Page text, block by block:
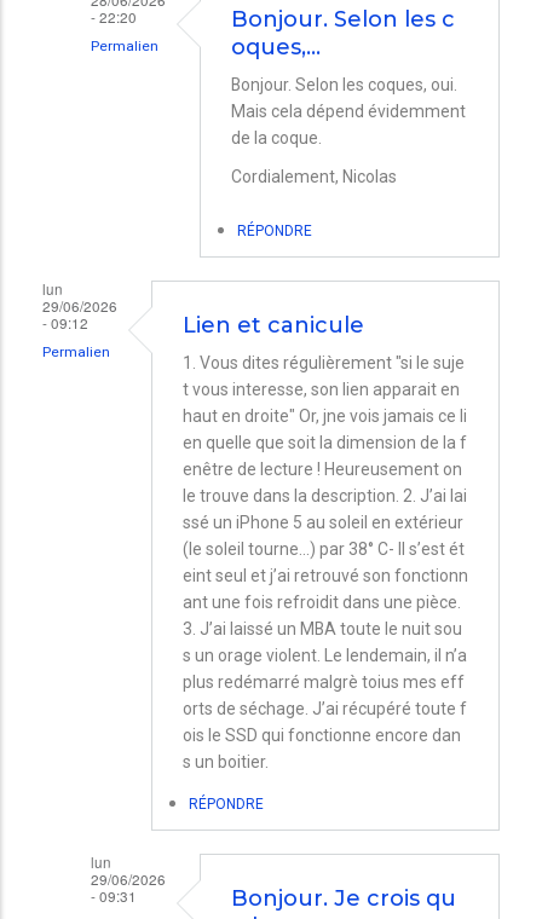
- 22:20
Permalien
coques.
par
Bonjour. Selon les c
oques,…
Bonjour. Selon les coques, oui.
Mais cela dépend évidemment
de la coque.
Cordialement, Nicolas
RÉPONDRE
lun
29/06/2026
- 09:12
Permalien
Lien et canicule
1. Vous dites régulièrement "si le suje
t vous interesse, son lien apparait en
haut en droite" Or, jne vois jamais ce li
en quelle que soit la dimension de la f
enêtre de lecture ! Heureusement on
le trouve dans la description. 2. J’ai lai
ssé un iPhone 5 au soleil en extérieur
(le soleil tourne...) par 38° C- Il s’est ét
eint seul et j’ai retrouvé son fonctionn
ant une fois refroidit dans une pièce.
3. J’ai laissé un MBA toute le nuit sou
s un orage violent. Le lendemain, il n’a
plus redémarré malgrè toius mes eff
orts de séchage. J’ai récupéré toute f
ois le SSD qui fonctionne encore dan
s un boitier.
RÉPONDRE
lun
29/06/2026
- 09:31
Bonjour. Je crois qu